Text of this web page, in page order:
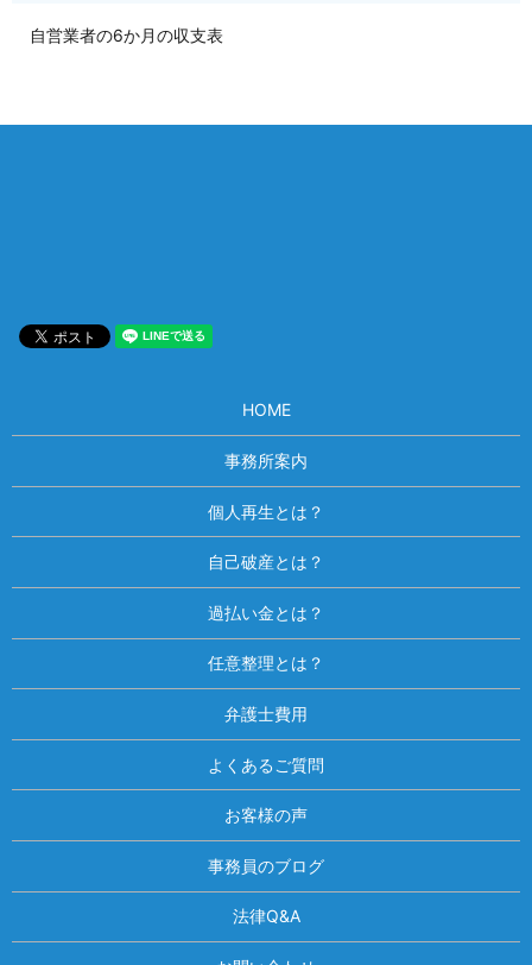
自営業者の6か月の収支表
HOME
事務所案内
個人再生とは？
自己破産とは？
過払い金とは？
任意整理とは？
弁護士費用
よくあるご質問
お客様の声
事務員のブログ
法律Q&A